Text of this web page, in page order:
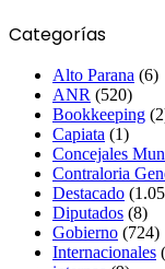
Categorías
Alto Parana (6)
ANR (520)
Bookkeeping
Capiata (1)
Concejales
Contraloria
Destacado
Diputados (8)
Gobierno (724)
Internacionales